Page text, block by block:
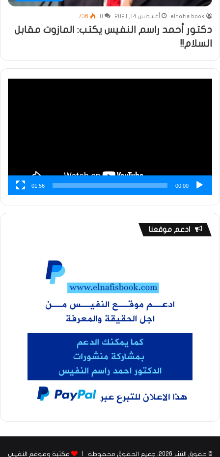
elnafis book أغسطس 14, 2021 0
736
دكتور أحمد راسم النفيس يكتب: المازوت مقابل
السلام!!
00:00
01:56
ادعم موقعنا
© حقوق النشر 2026، جميع الحقوق محفوظة | مكتبة وموقع النفيس